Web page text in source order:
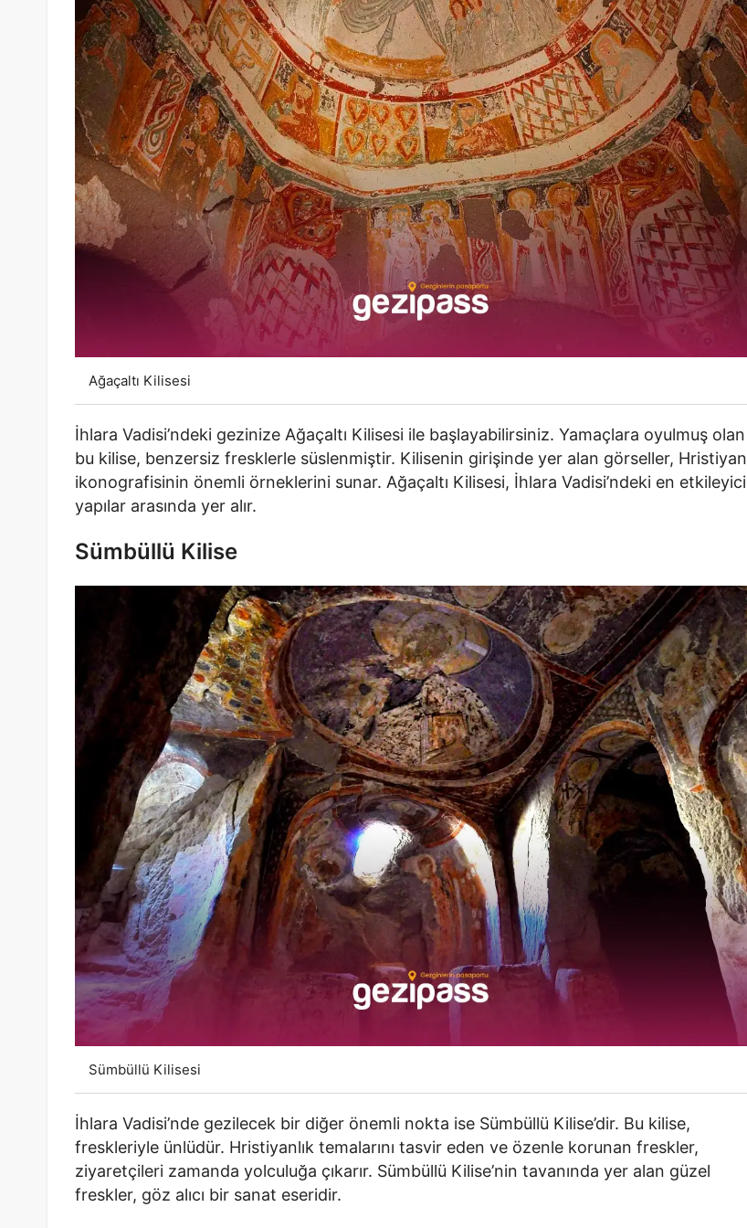
Ağaçaltı Kilisesi
İhlara Vadisi’ndeki gezinize Ağaçaltı Kilisesi ile başlayabilirsiniz. Yamaçlara oyulmuş olan
bu kilise, benzersiz fresklerle süslenmiştir. Kilisenin girişinde yer alan görseller, Hristiyan
ikonografisinin önemli örneklerini sunar. Ağaçaltı Kilisesi, İhlara Vadisi’ndeki en etkileyici
yapılar arasında yer alır.
Sümbüllü Kilise
Sümbüllü Kilisesi
İhlara Vadisi’nde gezilecek bir diğer önemli nokta ise Sümbüllü Kilise’dir. Bu kilise,
freskleriyle ünlüdür. Hristiyanlık temalarını tasvir eden ve özenle korunan freskler,
ziyaretçileri zamanda yolculuğa çıkarır. Sümbüllü Kilise’nin tavanında yer alan güzel
freskler, göz alıcı bir sanat eseridir.